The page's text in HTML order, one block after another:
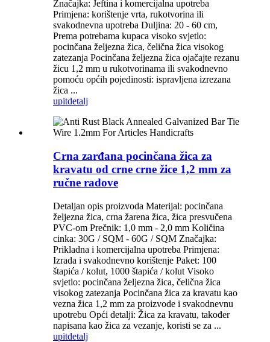
Značajka: Jeftina i komercijalna upotreba
Primjena: korištenje vrta, rukotvorina ili
svakodnevna upotreba Duljina: 20 - 60 cm,
Prema potrebama kupaca visoko svjetlo:
pocinčana željezna žica, čelična žica visokog
zatezanja Pocinčana željezna žica ojačajte rezanu
žicu 1,2 mm u rukotvorinama ili svakodnevno
pomoću općih pojedinosti: ispravljena izrezana
žica ...
upitdetalj
Crna zarđana pocinčana žica za
kravatu od crne crne žice 1,2 mm za
ručne radove
Detaljan opis proizvoda Materijal: pocinčana
željezna žica, crna žarena žica, žica presvučena
PVC-om Prečnik: 1,0 mm - 2,0 mm Količina
cinka: 30G / SQM - 60G / SQM Značajka:
Prikladna i komercijalna upotreba Primjena:
Izrada i svakodnevno korištenje Paket: 100
štapića / kolut, 1000 štapića / kolut Visoko
svjetlo: pocinčana željezna žica, čelična žica
visokog zatezanja Pocinčana žica za kravatu kao
vezna žica 1,2 mm za proizvode i svakodnevnu
upotrebu Opći detalji: Žica za kravatu, također
napisana kao žica za vezanje, koristi se za ...
upitdetalj